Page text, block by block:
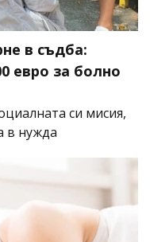
в съдба:
евро за болно
си мисия,
в нужда